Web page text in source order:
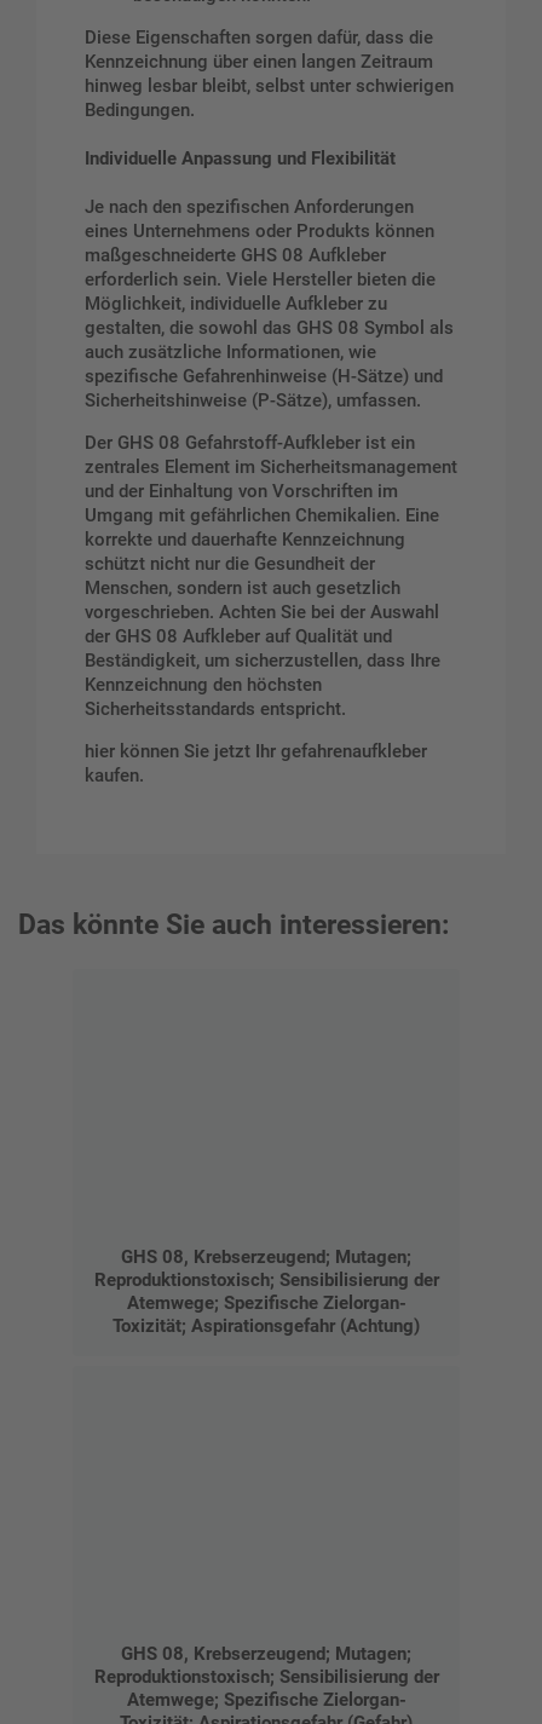
Diese Eigenschaften sorgen dafür, dass die
Kennzeichnung über einen langen Zeitraum
hinweg lesbar bleibt, selbst unter schwierigen
Bedingungen.
Individuelle Anpassung und Flexibilität
Je nach den spezifischen Anforderungen
eines Unternehmens oder Produkts können
maßgeschneiderte GHS 08 Aufkleber
erforderlich sein. Viele Hersteller bieten die
Möglichkeit, individuelle Aufkleber zu
gestalten, die sowohl das GHS 08 Symbol als
auch zusätzliche Informationen, wie
spezifische Gefahrenhinweise (H-Sätze) und
Sicherheitshinweise (P-Sätze), umfassen.
Der GHS 08 Gefahrstoff-Aufkleber ist ein
zentrales Element im Sicherheitsmanagement
und der Einhaltung von Vorschriften im
Umgang mit gefährlichen Chemikalien. Eine
korrekte und dauerhafte Kennzeichnung
schützt nicht nur die Gesundheit der
Menschen, sondern ist auch gesetzlich
vorgeschrieben. Achten Sie bei der Auswahl
der GHS 08 Aufkleber auf Qualität und
Beständigkeit, um sicherzustellen, dass Ihre
Kennzeichnung den höchsten
Sicherheitsstandards entspricht.
hier können Sie jetzt Ihr gefahrenaufkleber
kaufen.
Das könnte Sie auch interessieren:
GHS 08, Krebserzeugend; Mutagen;
Reproduktionstoxisch; Sensibilisierung der
Atemwege; Spezifische Zielorgan-
Toxizität; Aspirationsgefahr (Achtung)
GHS 08, Krebserzeugend; Mutagen;
Reproduktionstoxisch; Sensibilisierung der
Atemwege; Spezifische Zielorgan-